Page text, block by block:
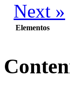
Next »
Elementos